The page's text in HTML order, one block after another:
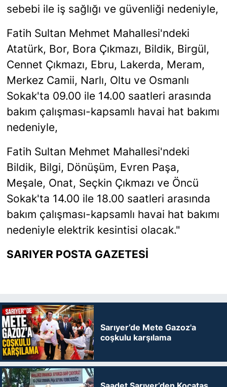
sebebi ile iş sağlığı ve güvenliği nedeniyle,
Fatih Sultan Mehmet Mahallesi'ndeki
Atatürk, Bor, Bora Çıkmazı, Bildik, Birgül,
Cennet Çıkmazı, Ebru, Lakerda, Meram,
Merkez Camii, Narlı, Oltu ve Osmanlı
Sokak'ta 09.00 ile 14.00 saatleri arasında
bakım çalışması-kapsamlı havai hat bakımı
nedeniyle,
Fatih Sultan Mehmet Mahallesi'ndeki
Bildik, Bilgi, Dönüşüm, Evren Paşa,
Meşale, Onat, Seçkin Çıkmazı ve Öncü
Sokak'ta 14.00 ile 18.00 saatleri arasında
bakım çalışması-kapsamlı havai hat bakımı
nedeniyle elektrik kesintisi olacak."
SARIYER POSTA GAZETESİ
Sarıyer’de Mete Gazoz'a
coşkulu karşılama